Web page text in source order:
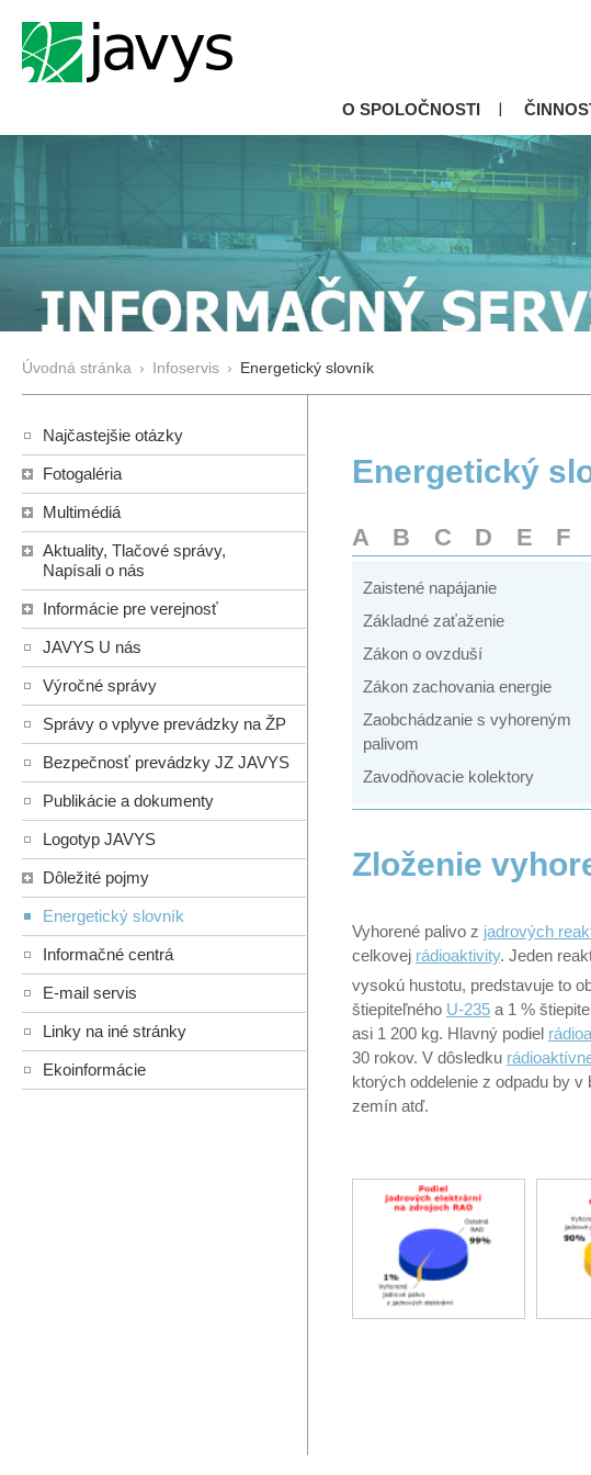
O SPOLOČNOSTI
Úvodná stránka › Infoservis › Energetický slovník
Najčastejšie otázky
Fotogaléria
Multimédiá
Aktuality, Tlačové správy,
Napísali o nás
Informácie pre verejnosť
JAVYS U nás
Výročné správy
Správy o vplyve prevádzky na ŽP
Bezpečnosť prevádzky JZ JAVYS
Publikácie a dokumenty
Logotyp JAVYS
Dôležité pojmy
Energetický slovník
Informačné centrá
E-mail servis
Linky na iné stránky
Ekoinformácie
Energetický
A B C D E F
Zaistené napájanie
Základné zaťaženie
Zákon o ovzduší
Zákon zachovania energie
Zaobchádzanie s vyhoreným
palivom
Zavodňovacie kolektory
Zloženie
Vyhorené palivo z jadrových
celkovej rádioaktivity. Jeden
vysokú hustotu, predstavuje to
štiepiteľného U-235 a 1 %
asi 1 200 kg. Hlavný podiel
30 rokov. V dôsledku
ktorých oddelenie z odpadu by
zemín atď.